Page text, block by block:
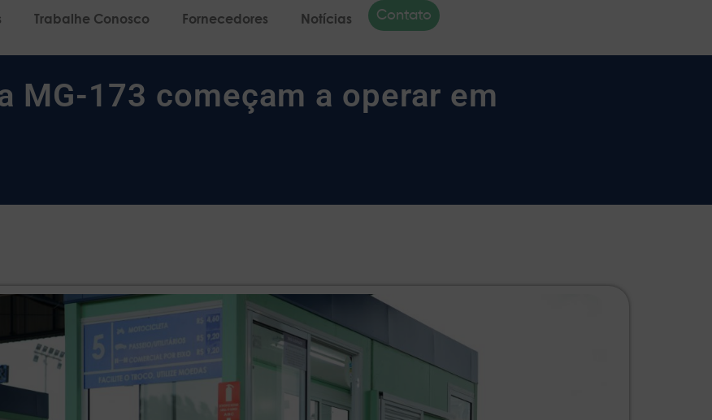
Trabalhe Conosco Fornecedores Notícias Contato
MG-173 começam a operar em